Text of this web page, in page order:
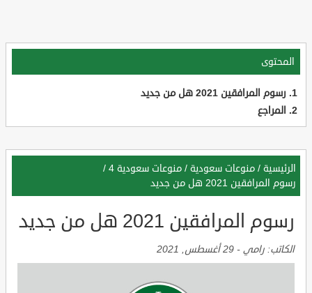
المحتوى
رسوم المرافقين 2021 هل من جديد
المراجع
الرئيسية / منوعات سعودية / منوعات سعودية 4
/
رسوم المرافقين 2021 هل من جديد
رسوم المرافقين 2021 هل من جديد
الكاتب: رامي - 29 أغسطس, 2021